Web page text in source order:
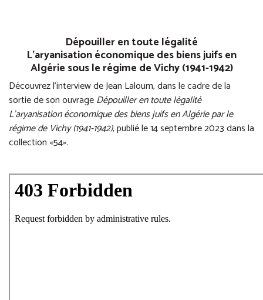
Dépouiller en toute légalité
L’aryanisation économique des biens juifs en
Algérie sous le régime de Vichy (1941-1942)
Découvrez l’interview de Jean Laloum, dans le cadre de la
sortie de son ouvrageDépouiller en toute légalité
L’aryanisation économique des biens juifs en Algérie par le
régime de Vichy (1941-1942), publié le 14 septembre 2023 dans la
collection «54».